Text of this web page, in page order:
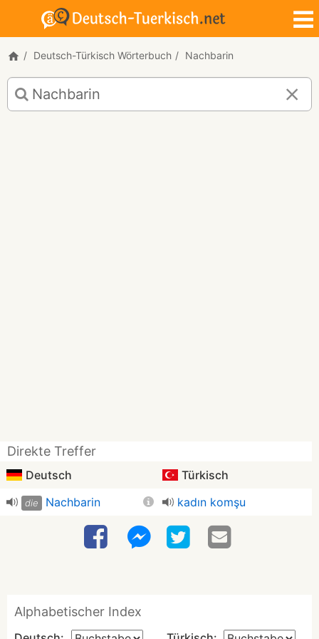
Deutsch-Türkisch Wörterbuch Nachbarin
Deutsch-
Türkisch
Übersetzung
Direkte Treffer
Deutsch Türkisch
die Nachbarin kadın komşu
Alphabetischer Index